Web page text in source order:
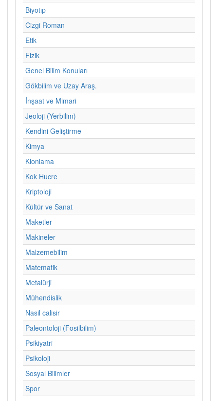
Biyotıp
Cizgi Roman
Etik
Fizik
Genel Bilim Konuları
Gökbilim ve Uzay Araş.
İnşaat ve Mimari
Jeoloji (Yerbilim)
Kendini Geliştirme
Kimya
Klonlama
Kok Hucre
Kriptoloji
Kültür ve Sanat
Maketler
Makineler
Malzemebilim
Matematik
Metalürji
Mühendislik
Nasil calisir
Paleontoloji (Fosilbilim)
Psikiyatri
Psikoloji
Sosyal Bilimler
Spor